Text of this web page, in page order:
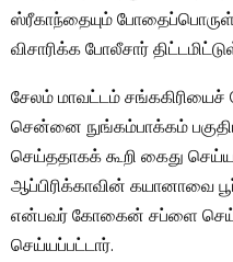
ஸ்ரீகாந்தையும்
விசாரிக்க போலீசார்
சேலம் மாவட்டம் சங்ககிரியைச்
சென்னை நுங்கம்பாக்கம்
செய்ததாகக் கூறி கைது
ஆப்பிரிக்காவின் கயானாவை
என்பவர் கோகைன் சப்ளை
செய்யப்பட்டார்.